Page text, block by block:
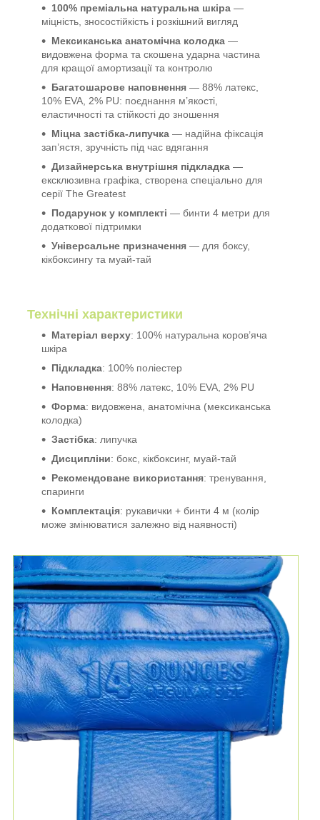
100% преміальна натуральна шкіра —
міцність, зносостійкість і розкішний вигляд
Мексиканська анатомічна колодка —
видовжена форма та скошена ударна частина
для кращої амортизації та контролю
Багатошарове наповнення — 88% латекс,
10% EVA, 2% PU: поєднання м’якості,
еластичності та стійкості до зношення
Міцна застібка-липучка — надійна фіксація
зап’ястя, зручність під час вдягання
Дизайнерська внутрішня підкладка —
ексклюзивна графіка, створена спеціально для
серії The Greatest
Подарунок у комплекті — бинти 4 метри для
додаткової підтримки
Універсальне призначення — для боксу,
кікбоксингу та муай-тай
Технічні характеристики
Матеріал верху: 100% натуральна коров’яча
шкіра
Підкладка: 100% поліестер
Наповнення: 88% латекс, 10% EVA, 2% PU
Форма: видовжена, анатомічна (мексиканська
колодка)
Застібка: липучка
Дисципліни: бокс, кікбоксинг, муай-тай
Рекомендоване використання: тренування,
спаринги
Комплектація: рукавички + бинти 4 м (колір
може змінюватися залежно від наявності)